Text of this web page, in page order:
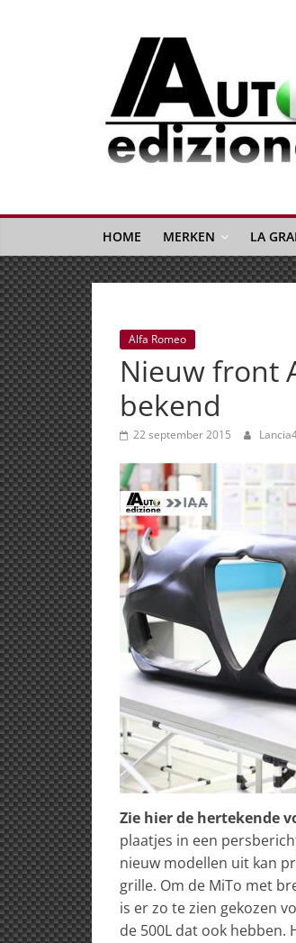
Auto
Edizione
La
Gazetta
dell'Automobile
Italiana
|
Italiaans
autonieuws
&
lifestyle
HOME MERKEN LA
Alfa Romeo
Nieuw front
bekend
22 september 2015
Zie hier de hertekende
plaatjes in een
nieuw modellen uit kan
grille. Om de MiTo met
is er zo te zien gekozen
de 500L dat ook hebben.